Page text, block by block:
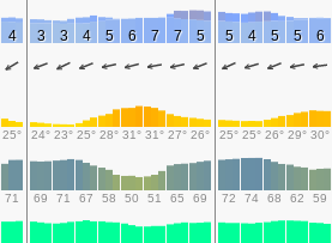
4 3 3 4 5 6 7 7 5 5 4 5 5 6
25° 24° 23° 25° 28° 31° 31° 27° 26° 25° 25° 26° 29° 30°
71 69 71 67 58 50 51 65 69 72 74 68 62 59